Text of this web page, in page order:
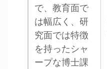
で、教育面で
は幅広く、研
究面では特徴
を持ったシャ
ープな博士課